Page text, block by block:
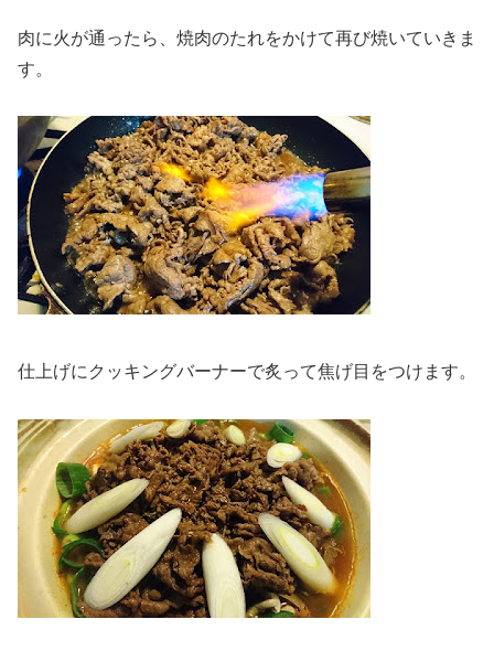
肉に火が通ったら、焼肉のたれをかけて再び焼いていきま
す。
仕上げにクッキングバーナーで炙って焦げ目をつけます。